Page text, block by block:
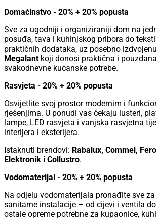
Domaćinstvo - 20% + 20% popusta
Sve za ugodniji i organiziraniji dom na
posuđa, tava i kuhinjskog pribora do
praktičnih dodataka, uz posebno
Megalant koji donosi praktična i
svakodnevne kućanske potrebe.
Rasvjeta - 20% + 20% popusta
Osvijetlite svoj prostor modernim i
rješenjima. U ponudi vas čekaju lusteri,
lampe, LED rasvjeta i vanjska rasvjetna
interijera i eksterijera.
Istaknuti brendovi: Rabalux, Commel,
Elektronik i Collustro.
Vodomaterijal - 20% + 20% popusta
Na odjelu vodomaterijala pronađite sve
sanitarne instalacije – od cijevi i ventila
ostale opreme potrebne za kupaonice,